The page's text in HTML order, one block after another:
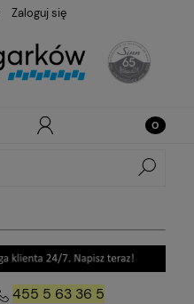
Zaloguj się
455 5 63 36 5